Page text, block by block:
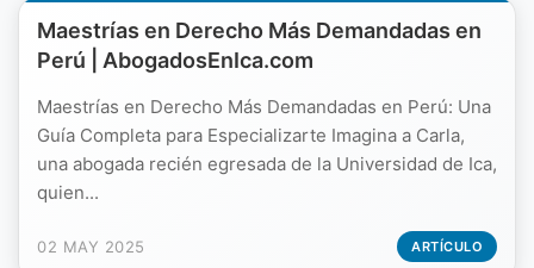
Maestrías en Derecho Más Demandadas en
Perú | AbogadosEnIca.com
Maestrías en Derecho Más Demandadas en Perú: Una
Guía Completa para Especializarte Imagina a Carla,
una abogada recién egresada de la Universidad de Ica,
quien...
02 MAY 2025 ARTÍCULO